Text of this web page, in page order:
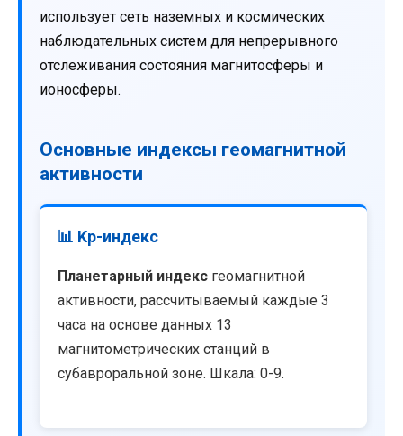
использует сеть наземных и космических
наблюдательных систем для непрерывного
отслеживания состояния магнитосферы и
ионосферы.
Основные индексы геомагнитной
активности
📊 Kp-индекс
Планетарный индекс геомагнитной
активности, рассчитываемый каждые 3
часа на основе данных 13
магнитометрических станций в
субавроральной зоне. Шкала: 0-9.